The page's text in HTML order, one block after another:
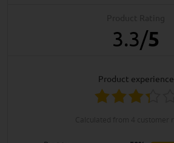
3.3/5
product experience